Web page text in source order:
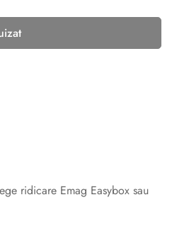
ridicare Emag Easybox sau